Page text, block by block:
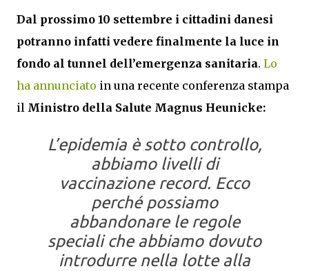
Dal prossimo 10 settembre i cittadini danesi
potranno infatti vedere finalmente la luce in
fondo al tunnel dell’emergenza sanitaria. Lo
ha annunciato in una recente conferenza stampa
il Ministro della Salute Magnus Heunicke:
L’epidemia è sotto controllo,
abbiamo livelli di
vaccinazione record. Ecco
perché possiamo
abbandonare le regole
speciali che abbiamo dovuto
introdurre nella lotte alla